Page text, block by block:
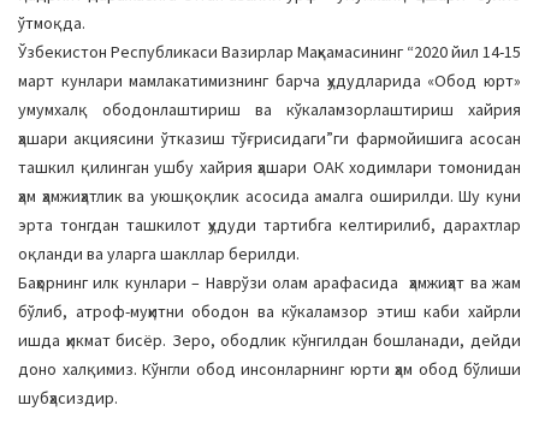
N
a
v
i
g
a
t
i
o
n
ўтмоқда.
Ўзбекистон Республикаси Вазирлар Маҳкамасининг “2020 йил 14-15
март кунлари мамлакатимизнинг барча ҳудудларида «Обод юрт»
умумхалқ ободонлаштириш ва кўкаламзорлаштириш хайрия
ҳашари акциясини ўтказиш тўғрисидаги”ги фармойишига асосан
ташкил қилинган ушбу хайрия ҳашари ОАК ходимлари томонидан
ҳам ҳамжиҳатлик ва уюшқоқлик асосида амалга оширилди. Шу куни
эрта тонгдан ташкилот ҳудуди тартибга келтирилиб, дарахтлар
оқланди ва уларга шакллар берилди.
Баҳорнинг илк кунлари – Наврўзи олам арафасида ҳамжиҳат ва жам
бўлиб, атроф-муҳитни ободон ва кўкаламзор этиш каби хайрли
ишда ҳикмат бисёр. Зеро, ободлик кўнгилдан бошланади, дейди
доно халқимиз. Кўнгли обод инсонларнинг юрти ҳам обод бўлиши
шубҳасиздир.